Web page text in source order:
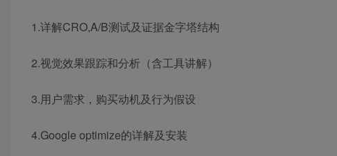
1.详解CRO,A/B测试及证据金字塔结构
2.视觉效果跟踪和分析（含工具讲解）
3.用户需求，购买动机及行为假设
4.Google optimize的详解及安装